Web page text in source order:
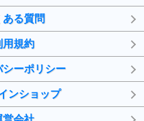
ある質問
用規約
シーポリシー
ンショップ